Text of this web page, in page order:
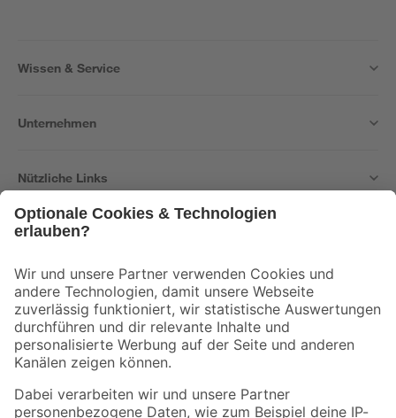
Wissen & Service
Unternehmen
Nützliche Links
Der toom Newsletter: Keine Angebote und Aktionen mehr verpassen!
Zur Newsletter Anmeldung
Folge uns